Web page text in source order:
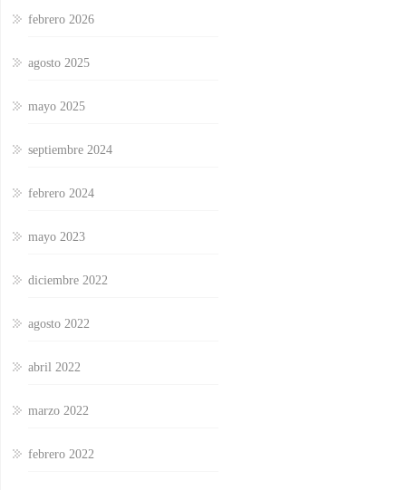
febrero 2026
agosto 2025
mayo 2025
septiembre 2024
febrero 2024
mayo 2023
diciembre 2022
agosto 2022
abril 2022
marzo 2022
febrero 2022